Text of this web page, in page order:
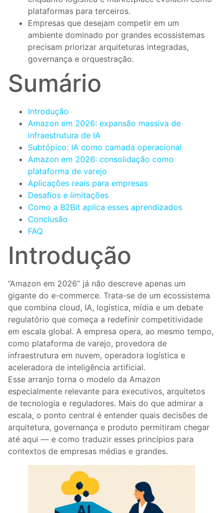
plataformas para terceiros.
Empresas que desejam competir em um
ambiente dominado por grandes ecossistemas
precisam priorizar arquiteturas integradas,
governança e orquestração.
Sumário
Introdução
Amazon em 2026: expansão massiva de
infraestrutura de IA
Subtópico: IA como camada operacional
Amazon em 2026: consolidação como
plataforma de varejo
Aplicações reais para empresas
Desafios e limitações
Como a B2Bit aplica esses aprendizados
Conclusão
FAQ
Introdução
“Amazon em 2026” já não descreve apenas um
gigante do e-commerce. Trata-se de um ecossistema
que combina cloud, IA, logística, mídia e um debate
regulatório que começa a redefinir competitividade
em escala global. A empresa opera, ao mesmo tempo,
como plataforma de varejo, provedora de
infraestrutura em nuvem, operadora logística e
aceleradora de inteligência artificial.
Esse arranjo torna o modelo da Amazon
especialmente relevante para executivos, arquitetos
de tecnologia e reguladores. Mais do que admirar a
escala, o ponto central é entender quais decisões de
arquitetura, governança e produto permitiram chegar
até aqui — e como traduzir esses princípios para
contextos de empresas médias e grandes.